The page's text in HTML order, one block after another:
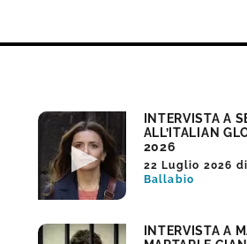
INTERVISTA A
ALL’ITALIAN
2026
22 Luglio 2026 di
Ballabio
INTERVISTA A